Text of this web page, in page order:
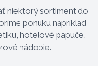
niektorý sortiment do
ponuku napríklad
hotelové papuče,
nádobie.